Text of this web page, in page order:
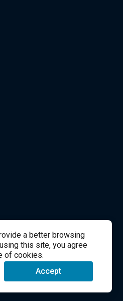
a better browsing
this site, you agree
of cookies.
Accept
Support